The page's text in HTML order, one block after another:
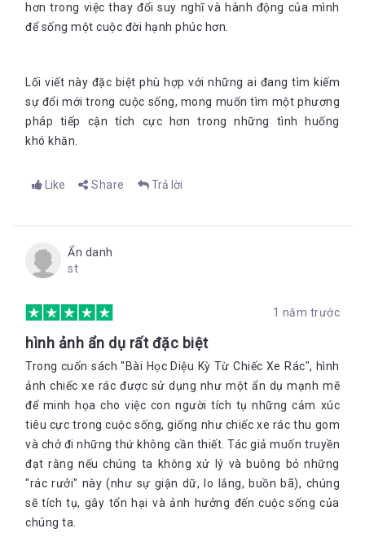
hơn trong việc thay đổi suy nghĩ và hành động của mình
để sống một cuộc đời hạnh phúc hơn.
Lối viết này đặc biệt phù hợp với những ai đang tìm kiếm
sự đổi mới trong cuộc sống, mong muốn tìm một phương
pháp tiếp cận tích cực hơn trong những tình huống
khó khăn.
Like Share Trả lời
Ẩn danh
st
1 năm trước
hình ảnh ẩn dụ rất đặc biệt
Trong cuốn sách "Bài Học Diệu Kỳ Từ Chiếc Xe Rác", hình
ảnh chiếc xe rác được sử dụng như một ẩn dụ mạnh mẽ
để minh họa cho việc con người tích tụ những cảm xúc
tiêu cực trong cuộc sống, giống như chiếc xe rác thu gom
và chở đi những thứ không cần thiết. Tác giả muốn truyền
đạt rằng nếu chúng ta không xử lý và buông bỏ những
"rác rưởi" này (như sự giận dữ, lo lắng, buồn bã), chúng
sẽ tích tụ, gây tổn hại và ảnh hưởng đến cuộc sống của
chúng ta.